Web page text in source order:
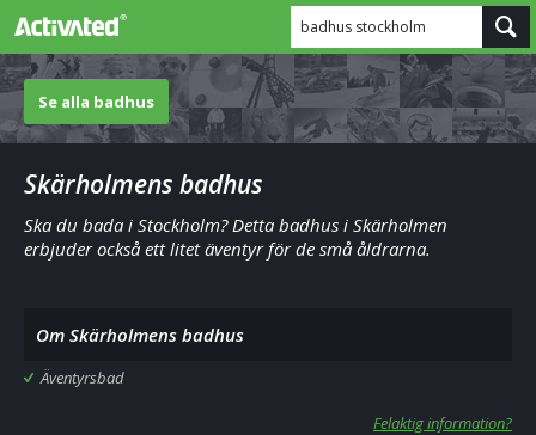
badhus stockholm
Se alla badhus
Skärholmens badhus
Ska du bada i Stockholm? Detta badhus i Skärholmen
erbjuder också ett litet äventyr för de små åldrarna.
Om Skärholmens badhus
Äventyrsbad
Felaktig information?